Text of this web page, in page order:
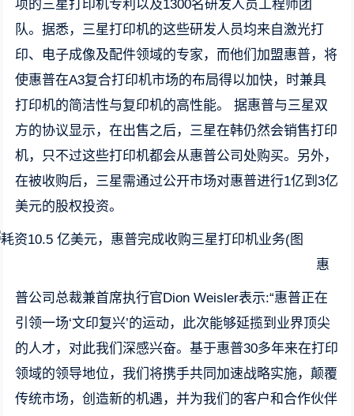
项的三星打印机专利以及1300名研发人员工程师团
队。据悉，三星打印机的这些研发人员均来自激光打
印、电子成像及配件领域的专家，而他们加盟惠普，将
使惠普在A3复合打印机市场的布局得以加快，时兼具
打印机的简洁性与复印机的高性能。 据惠普与三星双
方的协议显示，在出售之后，三星在韩仍然会销售打印
机，只不过这些打印机都会从惠普公司处购买。另外，
在被收购后，三星需通过公开市场对惠普进行1亿到3亿
美元的股权投资。
惠
普公司总裁兼首席执行官Dion Weisler表示:“惠普正在
引领一场‘文印复兴’的运动，此次能够延揽到业界顶尖
的人才，对此我们深感兴奋。基于惠普30多年来在打印
领域的领导地位，我们将携手共同加速战略实施，颠覆
传统市场，创造新的机遇，并为我们的客户和合作伙伴